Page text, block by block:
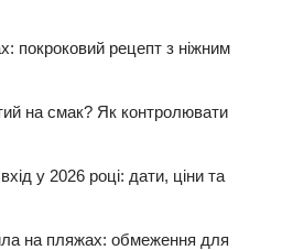
покроковий рецепт з ніжним
на смак? Як контролювати
у 2026 році: дати, ціни та
на пляжах: обмеження для